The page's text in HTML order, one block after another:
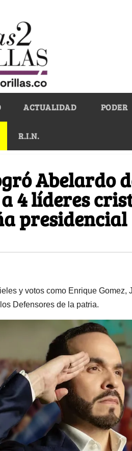
ACTUALIDAD PODER
R.I.N.
Abelardo
4 líderes
presidencial
y votos como Enrique
Defensores de la patria.